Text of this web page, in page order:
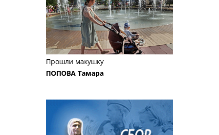
Прошли макушку
ПОПОВА Тамара